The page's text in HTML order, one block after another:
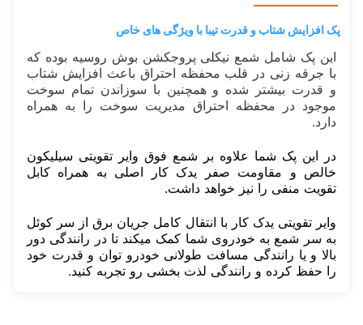
پک افزایش شتاب و قدرت تیبا با ویژگی های خاص
این پک شامل شمع نیکلی پروجکشن بوش روسیه بوده که
با جرقه زنی در قلب محفظه احتراق باعث افزایش شتاب
و قدرت بیشتر شده و همچنین با سوزاندن تمام سوخت
موجود در محفظه احتراق مدیریت سوخت را به همراه
دارد.
در این پک شما علاوه بر شمع فوق وایر تقویتی سیلیکون
خالص و مقاومت صفر یدک کار اصلی به همراه کابل
تقویت منفی را نیز خواهد داشت.
وایر تقویتی یدک کار با انتقال کامل جریان برق از سر کوئل
به سر شمع به خودروی شما کمک میکند تا در رانندگی دور
بالا و یا رانندگی مسافت طولانی خودرو توان و قدرت خود
را حفظ کرده و رانندگی لذت بخشی رو تجربه کنید.